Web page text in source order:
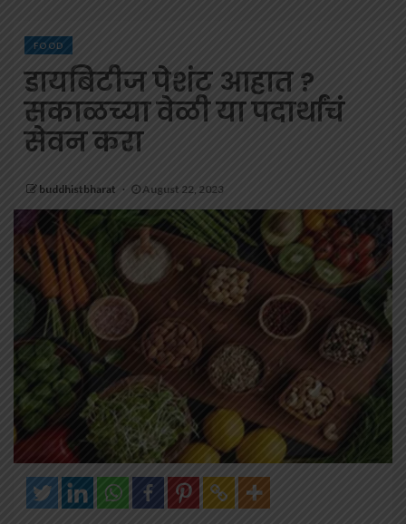
FOOD
डायबिटीज पेशंट आहात ?
सकाळच्या वेळी या पदार्थांचं
सेवन करा
buddhistbharat August 22, 2023